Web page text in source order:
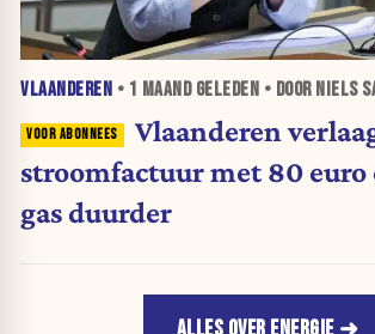
VLAANDEREN • 1 MAANDGELEDEN • DOOR NIELS
Vlaanderen
stroomfactuur met 80 euro
gas duurder